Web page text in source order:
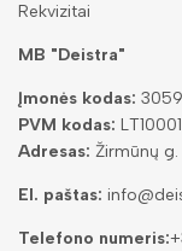
Rekvizitai
MB "Deistra"
Įmonės kodas:
PVM kodas:
Adresas: Žirmūnų g.
El. paštas:
Telefono numeris: